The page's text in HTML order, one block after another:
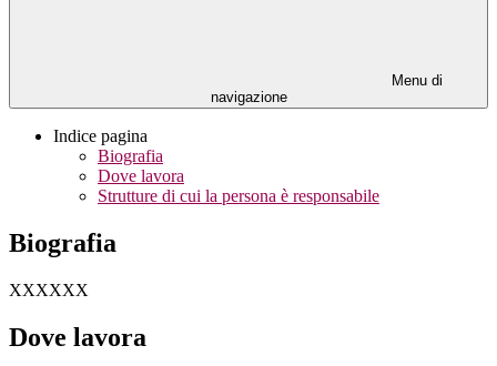
Menu di
navigazione
Indice pagina
Biografia
Dove lavora
Strutture di cui la persona è responsabile
Biografia
XXXXXX
Dove lavora